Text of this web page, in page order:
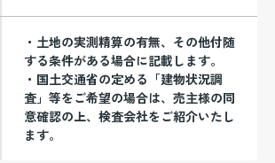
・土地の実測精算の有無、その他付随
する条件がある場合に記載します。
・国土交通省の定める「建物状況調
査」等をご希望の場合は、売主様の同
意確認の上、検査会社をご紹介いたし
ます。